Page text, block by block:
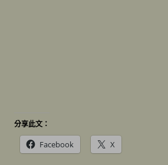
分享此文：
Facebook X